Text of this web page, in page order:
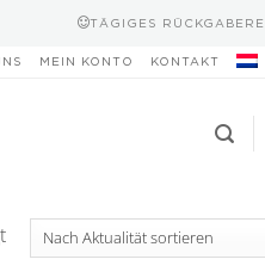
TÄGIGES
MEIN KONTO KONTAKT
Nach
Aktualität